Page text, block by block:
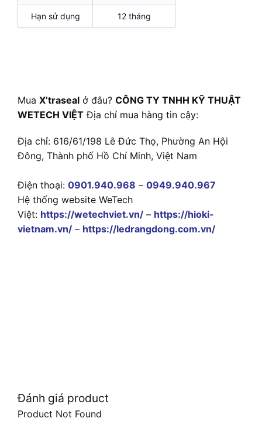
Hạn sử dụng 12 tháng
Mua X’traseal ở đâu? CÔNG TY TNHH KỸ THUẬT
WETECH VIỆT Địa chỉ mua hàng tin cậy:
Địa chỉ: 616/61/198 Lê Đức Thọ, Phường An Hội
Đông, Thành phố Hồ Chí Minh, Việt Nam
Điện thoại: 0901.940.968 – 0949.940.967
Hệ thống website WeTech
Việt: https://wetechviet.vn/ – https://hioki-
vietnam.vn/ – https://ledrangdong.com.vn/
Đánh giá product
Product Not Found